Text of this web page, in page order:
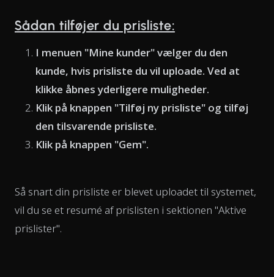
Sådan tilføjer du prisliste:
I menuen "Mine kunder" vælger du den
kunde, hvis prisliste du vil uploade. Ved at
klikke åbnes yderligere muligheder.
Klik på knappen "Tilføj ny prisliste" og tilføj
den tilsvarende prisliste.
Klik på knappen "Gem".
Så snart din prisliste er blevet uploadet til systemet,
vil du se et resumé af prislisten i sektionen "Aktive
prislister".